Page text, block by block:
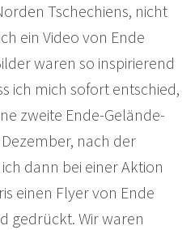
Tschechiens, nicht
ein Video von Ende
waren so inspirierend
ich mich sofort entschied,
zweite Ende-Gelände-
nach der
dann bei einer Aktion
einen Flyer von Ende
gedrückt. Wir waren